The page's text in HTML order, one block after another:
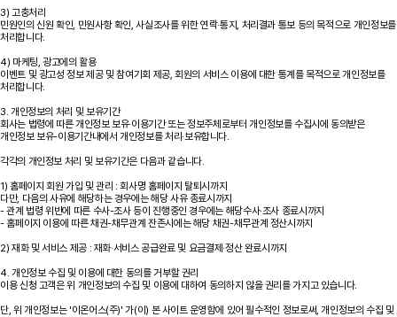
3) 고충처리
민원인의 신원 확인, 민원사항 확인, 사실조사를 위한 연락·통지, 처리결과 통보 등의 목적으로 개인정보를
처리합니다.
4) 마케팅, 광고에의 활용
이벤트 및 광고성 정보 제공 및 참여기회 제공, 회원의 서비스 이용에 대한 통계를 목적으로 개인정보를
처리합니다.
3. 개인정보의 처리 및 보유기간
회사는 법령에 따른 개인정보 보유·이용기간 또는 정보주체로부터 개인정보를 수집시에 동의받은
개인정보 보유-이용기간내에서 개인정보를 처리·보유합니다.
각각의 개인정보 처리 및 보유기간은 다음과 같습니다.
1) 홈페이지 회원 가입 및 관리 : 회사명 홈페이지 탈퇴시까지
다만, 다음의 사유에 해당하는 경우에는 해당 사유 종료시까지
- 관계 법령 위반에 따른 수사-조사 등이 진행중인 경우에는 해당수사·조사 종료시까지
- 홈페이지 이용에 따른 채권-채무관계 잔존시에는 해당 채권-채무관계 정산시까지
2) 재화 및 서비스 제공 : 재화·서비스 공급완료 및 요금결제·정산 완료시까지
4. 개인정보 수집 및 이용에 대한 동의를 거부할 권리
이용 신청 고객은 위 개인정보의 수집 및 이용에 대하여 동의하지 않을 권리를 가지고 있습니다.
단, 위 개인정보는 '이온어스(주)' 가(이) 본 사이트 운영함에 있어 필수적인 정보로써, 개인정보의 수집 및